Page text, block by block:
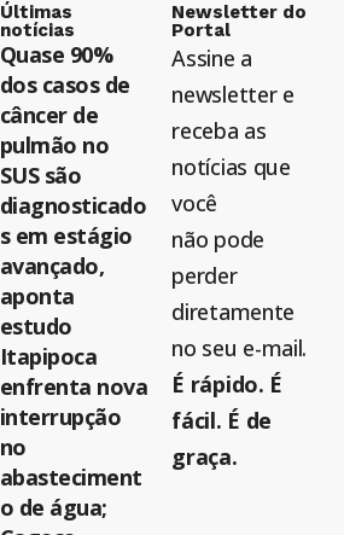
Últimas
notícias
Quase 90%
dos casos de
câncer de
pulmão no
SUS são
diagnosticado
s em estágio
avançado,
aponta
estudo
Itapipoca
enfrenta nova
interrupção
no
abasteciment
o de água;
Newsletter do
Portal
Assine a
newsletter e
receba as
notícias que
você
não pode
perder
diretamente
no seu e-mail.
É rápido. É
fácil. É de
graça.